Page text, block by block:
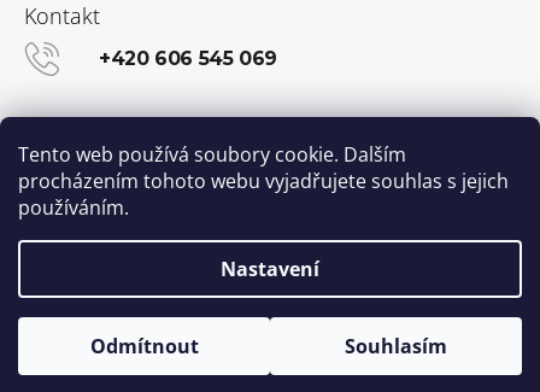
Tento web používá soubory cookie. Dalším
procházením tohoto webu vyjadřujete souhlas s jejich
používáním.
Nastavení
Odmítnout Souhlasím
Kontakt
+420 606 545 069
Vytvořil Shoptet
© 2026 Kanekalon-STORE.cz. Všechna práva
vyhrazena.Upravit nastavení cookies